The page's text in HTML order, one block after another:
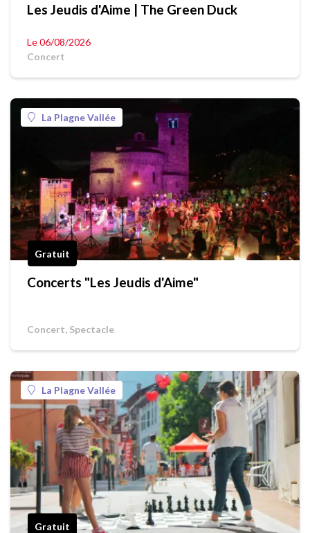
Les Jeudis d'Aime | The Green Duck
Le 06/08/2026
Concert
La Plagne Vallée
Gratuit
Concerts "Les Jeudis d'Aime"
Concert, Spectacle
La Plagne Vallée
Gratuit